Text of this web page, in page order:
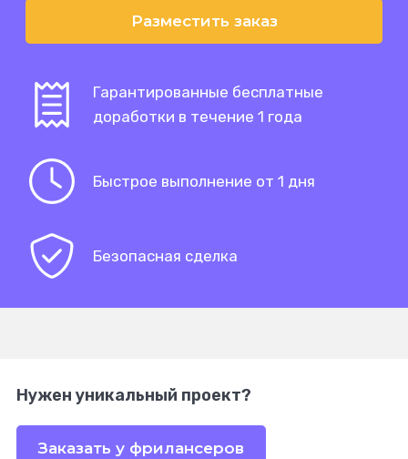
Разместить заказ
Гарантированные бесплатные
доработки в течение 1 года
Быстрое выполнение от 1 дня
Безопасная сделка
Нужен уникальный проект?
Заказать у фрилансеров